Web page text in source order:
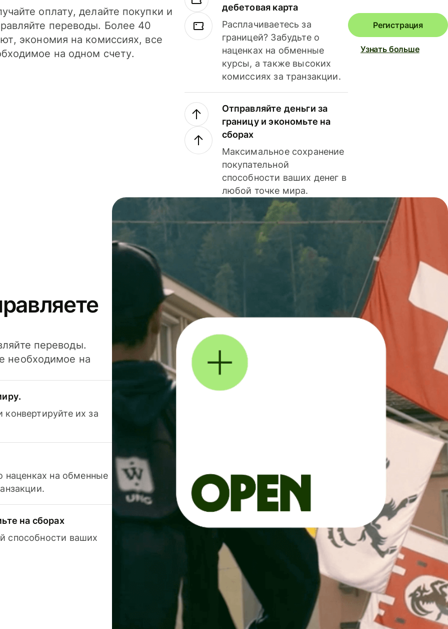
оплату, делайте покупки и
переводы. Более 40
экономия на комиссиях, все
на одном счету.
дебетовая карта
Расплачиваетесь за
границей? Забудьте о
наценках на обменные
курсы, а также высоких
комиссиях за транзакции.
Отправляйте деньги за
границу и экономьте на
сборах
Максимальное сохранение
покупательной
способности ваших денег в
любой точке мира.
Регистрация
Узнать больше
переводы.
необходимое на
их за
наценках на обменные
на сборах
способности ваших